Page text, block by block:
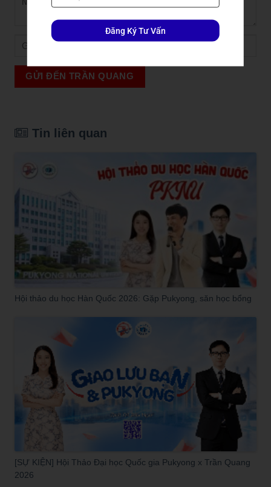
GỬI ĐẾN TRẦN QUANG
Tin liên quan
Hội thảo du học Hàn Quốc 2026: Gặp Pukyong, săn học bổng
[SỰ KIỆN] Hội Thảo Đại học Quốc gia Pukyong x Trần Quang
2026
Đăng Ký Tư Vấn